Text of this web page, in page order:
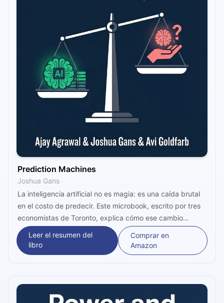
Prediction Machines
Joshua Gans
La inteligencia artificial no es magia: es una caída brutal
en el costo de predecir. Este microbook, escrito por tres
economistas de Toronto, explica cómo ese cambio
reorganiza empresas, empleos y decisiones. Descubre
qué activos realmente importan, dónde el juicio humano
se vuelve irremplazable y cómo liderar con claridad en la
Leer el resumen del
libro
Comprar en
Amazon